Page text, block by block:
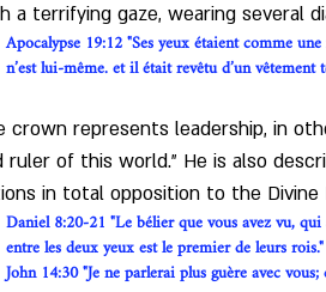
a terrifying gaze, wearing several
Apocalypse 19:12 "Ses yeux étaient comme
n’est lui-même. et il était revêtu d’un
crown represents leadership, in
ruler of this world.” He is also
in total opposition to the Divine
Daniel 8:20-21 "Le bélier que vous avez vu,
entre les deux yeux est le premier de leurs rois."
John 14:30 "Je ne parlerai plus guère avec